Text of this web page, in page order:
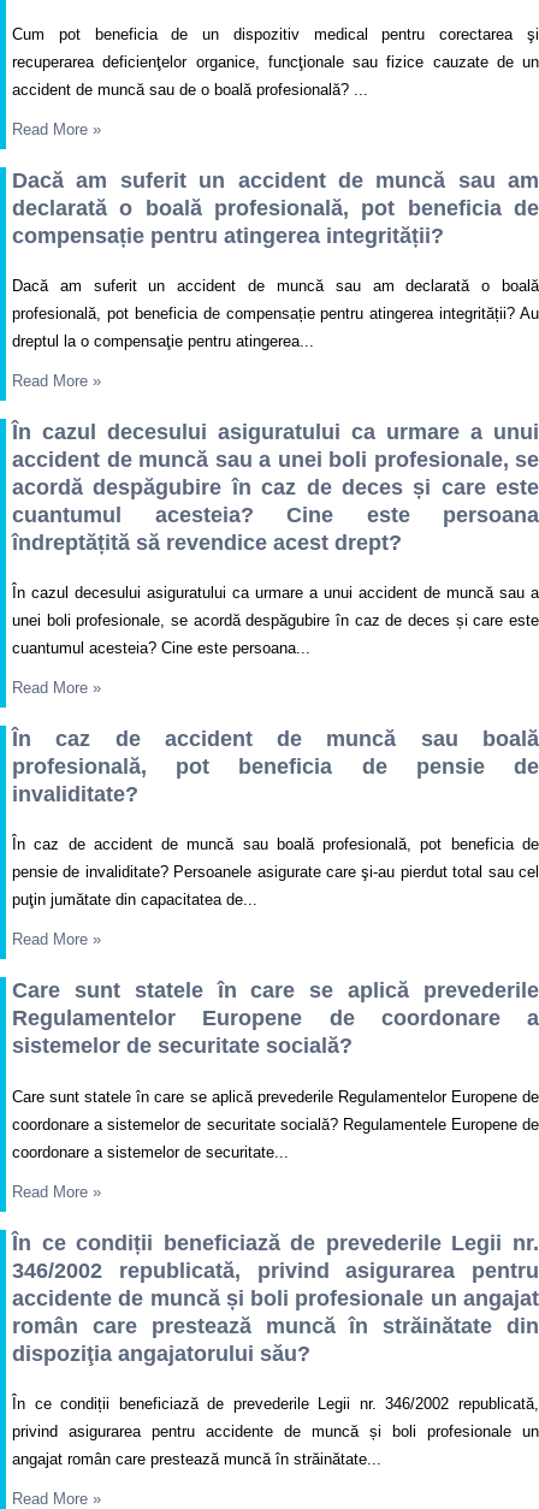
Cum pot beneficia de un dispozitiv medical pentru corectarea şi
recuperarea deficienţelor organice, funcţionale sau fizice cauzate de un
accident de muncă sau de o boală profesională? ...
Read More »
Dacă am suferit un accident de muncă sau am
declarată o boală profesională, pot beneficia de
compensație pentru atingerea integrității?
Dacă am suferit un accident de muncă sau am declarată o boală
profesională, pot beneficia de compensație pentru atingerea integrității? Au
dreptul la o compensaţie pentru atingerea...
Read More »
În cazul decesului asiguratului ca urmare a unui
accident de muncă sau a unei boli profesionale, se
acordă despăgubire în caz de deces și care este
cuantumul acesteia? Cine este persoana
îndreptățită să revendice acest drept?
În cazul decesului asiguratului ca urmare a unui accident de muncă sau a
unei boli profesionale, se acordă despăgubire în caz de deces și care este
cuantumul acesteia? Cine este persoana...
Read More »
În caz de accident de muncă sau boală
profesională, pot beneficia de pensie de
invaliditate?
În caz de accident de muncă sau boală profesională, pot beneficia de
pensie de invaliditate? Persoanele asigurate care şi-au pierdut total sau cel
puţin jumătate din capacitatea de...
Read More »
Care sunt statele în care se aplică prevederile
Regulamentelor Europene de coordonare a
sistemelor de securitate socială?
Care sunt statele în care se aplică prevederile Regulamentelor Europene de
coordonare a sistemelor de securitate socială? Regulamentele Europene de
coordonare a sistemelor de securitate...
Read More »
În ce condiții beneficiază de prevederile Legii nr.
346/2002 republicată, privind asigurarea pentru
accidente de muncă și boli profesionale un angajat
român care prestează muncă în străinătate din
dispoziţia angajatorului său?
În ce condiții beneficiază de prevederile Legii nr. 346/2002 republicată,
privind asigurarea pentru accidente de muncă și boli profesionale un
angajat român care prestează muncă în străinătate...
Read More »